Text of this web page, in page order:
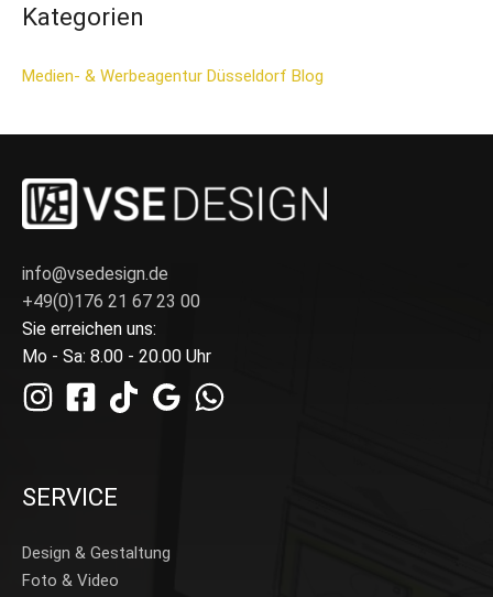
Kategorien
Medien- & Werbeagentur Düsseldorf Blog
info@vsedesign.de
+49(0)176 21 67 23 00
Sie erreichen uns:
Mo - Sa: 8.00 - 20.00 Uhr
SERVICE
Design & Gestaltung
Foto & Video